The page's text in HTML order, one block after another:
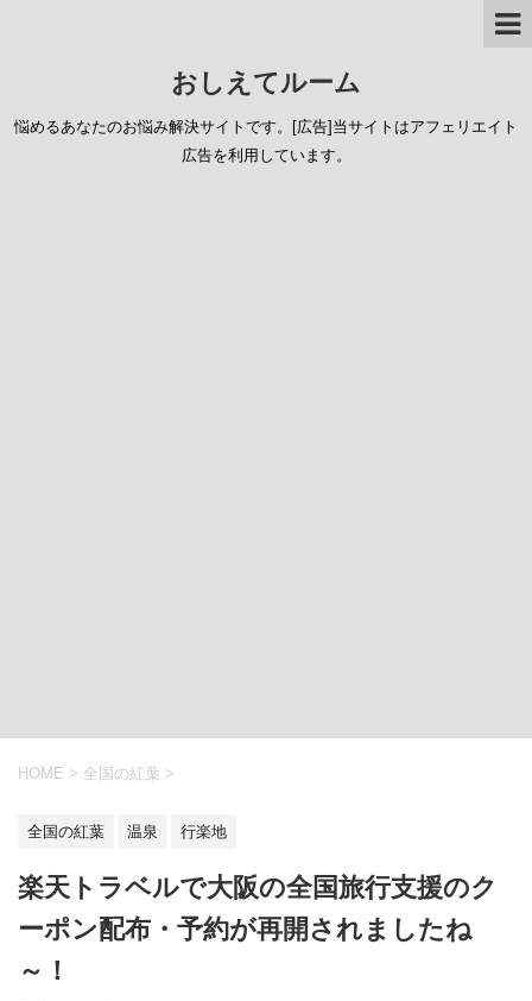
おしえてルーム
悩めるあなたのお悩み解決サイトです。[広告]当サイトはアフェリエイト
広告を利用しています。
HOME > 全国の紅葉 >
全国の紅葉 温泉 行楽地
楽天トラベルで大阪の全国旅行支援のク
ーポン配布・予約が再開されましたね
～！